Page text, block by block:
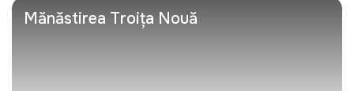
Mănăstirea Troița Nouă